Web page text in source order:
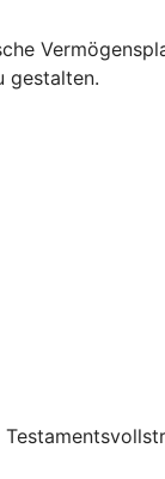
gestalten.